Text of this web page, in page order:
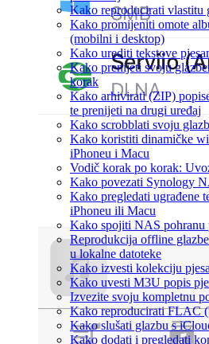
Kako reproducirati vlastitu
Kako promijeniti omote
(mobilni i desktop)
Kako urediti tekstove
Kako prenijeti svoju
korak
Kako arhivirati (ZIP)
te prenijeti na drugi uređaj
Kako scrobblati svoju
Kako koristiti dinamičke
iPhoneu i Macu
Vodič korak po korak:
Kako povezati Synology
Kako pregledati ugrađene
iPhoneu ili Macu
Kako spojiti NAS pohranu
Reprodukcija offline
u lokalne datoteke
Kako izvesti kolekciju
Kako uvesti M3U popis
Izvezite svoju kompletnu
Kako reproducirati FLAC
Kako slušati glazbu s
Kako dodati i pregledati